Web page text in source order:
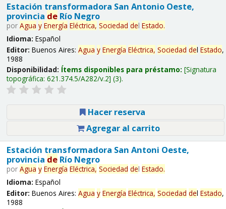
Estación transformadora San Antonio Oeste,
provincia deRío Negro
por Agua y Energía Eléctrica, Sociedad del Estado.
Idioma: Español
Editor: Buenos Aires: Agua y Energía Eléctrica, Sociedad del Estado,
1988
Disponibilidad: Ítems disponibles para préstamo: Signatura
topográfica: 621.374.5/A282/v.2 (3).
Hacer reserva
Agregar al carrito
Estación transformadora San Antoni Oeste,
provincia deRío Negro
por Agua y Energía Eléctrica, Sociedad del Estado.
Idioma: Español
Editor: Buenos Aires: Agua y Energía Eléctrica, Sociedad del Estado,
1988